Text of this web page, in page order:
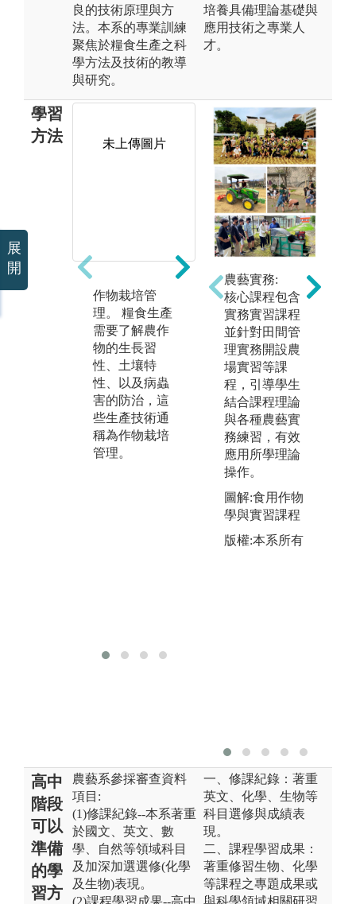
良的技術原理與方
法。本系的專業訓練
聚焦於糧食生產之科
學方法及技術的教導
與研究。
培養具備理論基礎與
應用技術之專業人
才。
學習
方法
未上傳圖片
作物栽培管
理。 糧食生產
需要了解農作
物的生長習
性、土壤特
性、以及病蟲
害的防治，這
些生產技術通
稱為作物栽培
管理。
未上傳圖片
作物育種方
法。 農作物能
透過交配與人
為選拔，培育
出新的品種，
這套科學方法
稱為作物育種
方法。
農藝實務:
核心課程包含
實務實習課程
並針對田間管
理實務開設農
場實習等課
程，引導學生
結合課程理論
與各種農藝實
務練習，有效
應用所學理論
操作。
圖解:食用作物
學與實習課程
版權:本系所有
高中
階段
可以
準備
的學
習方
農藝系參採審查資料
項目:
(1)修課紀錄--本系著重
於國文、英文、數
學、自然等領域科目
及加深加選選修(化學
及生物)表現。
(2)課程學習成果--高中
一、修課紀錄：著重
英文、化學、生物等
科目選修與成績表
現。
二、課程學習成果：
著重修習生物、化學
等課程之專題成果或
與科學領域相關研習
展
開